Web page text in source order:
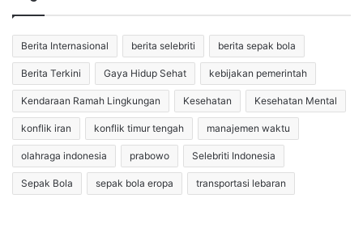
Berita Internasional berita selebriti berita sepak bola
Berita Terkini Gaya Hidup Sehat kebijakan pemerintah
Kendaraan Ramah Lingkungan Kesehatan Kesehatan Mental
konflik iran konflik timur tengah manajemen waktu
olahraga indonesia prabowo Selebriti Indonesia
Sepak Bola sepak bola eropa transportasi lebaran